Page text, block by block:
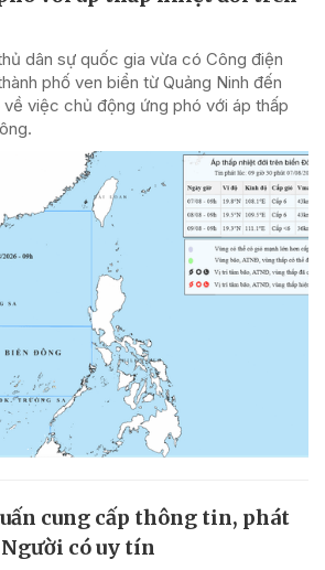
dân sự quốc gia vừa có Công điện
phố ven biển từ Quảng Ninh đến
việc chủ động ứng phó với áp thấp
cung cấp thông tin, phát
có uy tín